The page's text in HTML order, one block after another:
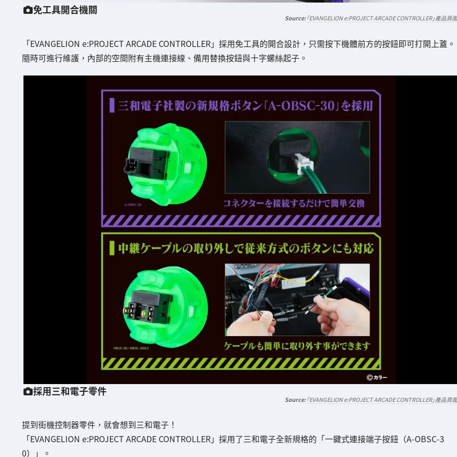
免工具開合機關
「EVANGELION e:PROJECT ARCADE CONTROLLER」產品頁面
「EVANGELION e:PROJECT ARCADE CONTROLLER」採用免工具的開合設計，只需按下機體前方的按鈕即可打開上蓋。
隨時可進行維護，內部的空間附有主機連接線、備用替換按鈕與十字螺絲起子。
採用三和電子零件
「EVANGELION e:PROJECT ARCADE CONTROLLER」產品頁面
提到街機控制器零件，就會想到三和電子！
「EVANGELION e:PROJECT ARCADE CONTROLLER」採用了三和電子全新規格的「一鍵式連接端子按鈕（A-OBSC-3
0）」。